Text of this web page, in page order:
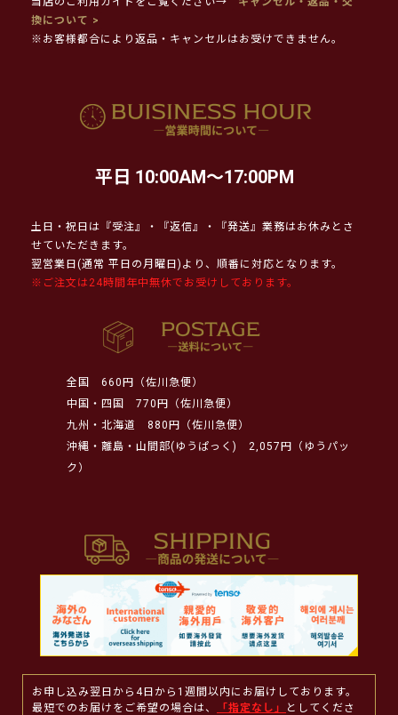
換について >
※お客様都合により返品・キャンセルはお受けできません。
平日 10:00AM～17:00PM
土日・祝日は『受注』・『返信』・『発送』業務はお休みとさ
せていただきます。
翌営業日(通常 平日の月曜日)より、順番に対応となります。
※ご注文は24時間年中無休でお受けしております。
全国
660円（佐川急便）
中国・四国
770円（佐川急便）
九州・北海道
880円（佐川急便）
沖縄・離島・山間部(ゆうぱっく)
2,057円（ゆうパッ
ク）
お申し込み翌日から4日から1週間以内にお届けしております。
最短でのお届けをご希望の場合は、
「指定なし」
としてくださ